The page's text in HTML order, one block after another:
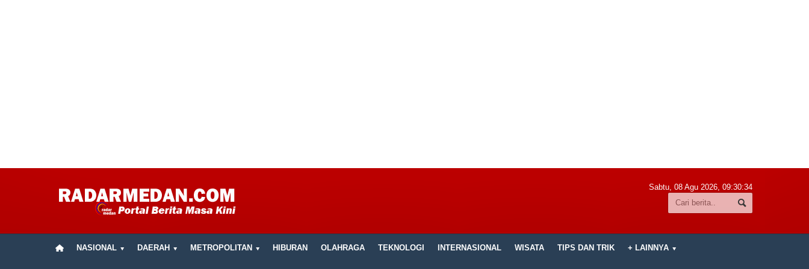
Sabtu, 08 Agu 2026, 09:30:35
NASIONAL DAERAH METROPOLITAN HIBURAN OLAHRAGA TEKNOLOGI INTERNASIONAL WISATA TIPS DAN TRIK + LAINNYA